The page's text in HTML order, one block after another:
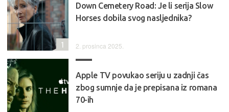
Down Cemetery Road: Je li serija Slow
Horses dobila svog nasljednika?
2. prosinca 2025.
1
Apple TV povukao seriju u zadnji čas
zbog sumnje da je prepisana iz romana
70-ih